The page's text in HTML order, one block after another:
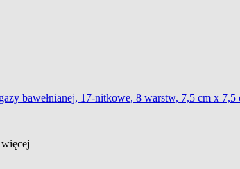
bawełnianej, 17-nitkowe, 8 warstw, 7,5 cm x 7,5
więcej